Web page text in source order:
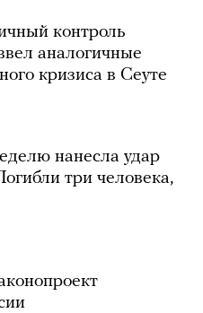
контроль
аналогичные
кризиса в Сеуте
нанесла удар
три человека,